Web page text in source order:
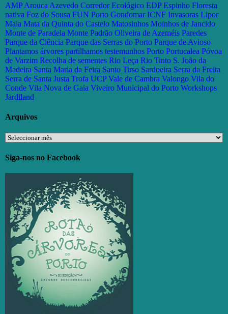
AMP Arouca Azevedo Corredor Ecológico EDP Espinho Floresta
nativa Foz do Sousa FUN Porto Gondomar ICNF Invasoras Lipor
Maia Mata da Quinta do Castelo Matosinhos Moinhos de Jancido
Monte de Paradela Monte Padrão Oliveira de Azeméis Paredes
Parque da Ciência Parque das Serras do Porto Parque de Avioso
Plantamos árvores partilhamos testemunhos Porto Portucalea Póvoa
de Varzim Recolha de sementes Rio Leça Rio Tinto S. João da
Madeira Santa Maria da Feira Santo Tirso Sardoeira Serra da Freita
Serra de Santa Justa Trofa UCP Vale de Cambra Valongo Vila do
Conde Vila Nova de Gaia Viveiro Municipal do Porto Workshops
Jardiland
Arquivos
Arquivos
Siga-nos no Facebook